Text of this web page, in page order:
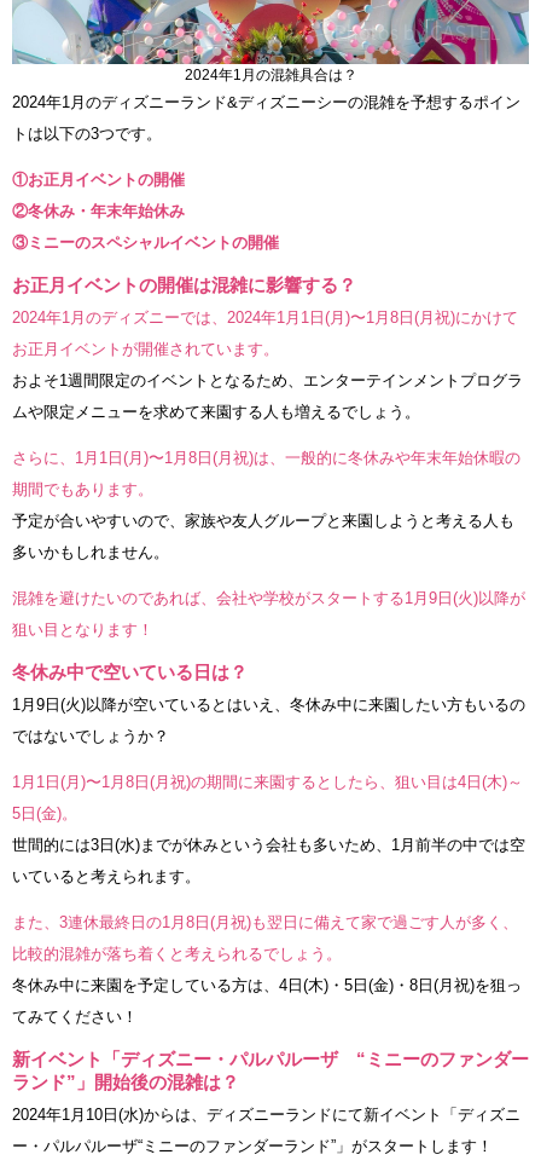
2024年1月の混雑具合は？
2024年1月のディズニーランド&ディズニーシーの混雑を予想するポイン
トは以下の3つです。
①お正月イベントの開催
②冬休み・年末年始休み
③ミニーのスペシャルイベントの開催
お正月イベントの開催は混雑に影響する？
2024年1月のディズニーでは、2024年1月1日(月)〜1月8日(月祝)にかけて
お正月イベントが開催されています。
およそ1週間限定のイベントとなるため、エンターテインメントプログラ
ムや限定メニューを求めて来園する人も増えるでしょう。
さらに、1月1日(月)〜1月8日(月祝)は、一般的に冬休みや年末年始休暇の
期間でもあります。
予定が合いやすいので、家族や友人グループと来園しようと考える人も
多いかもしれません。
混雑を避けたいのであれば、会社や学校がスタートする1月9日(火)以降が
狙い目となります！
冬休み中で空いている日は？
1月9日(火)以降が空いているとはいえ、冬休み中に来園したい方もいるの
ではないでしょうか？
1月1日(月)〜1月8日(月祝)の期間に来園するとしたら、狙い目は4日(木)～
5日(金)。
世間的には3日(水)までが休みという会社も多いため、1月前半の中では空
いていると考えられます。
また、3連休最終日の1月8日(月祝)も翌日に備えて家で過ごす人が多く、
比較的混雑が落ち着くと考えられるでしょう。
冬休み中に来園を予定している方は、4日(木)・5日(金)・8日(月祝)を狙っ
てみてください！
新イベント「ディズニー・パルパルーザ “ミニーのファンダー
ランド”」開始後の混雑は？
2024年1月10日(水)からは、ディズニーランドにて新イベント「ディズニ
ー・パルパルーザ“ミニーのファンダーランド”」がスタートします！